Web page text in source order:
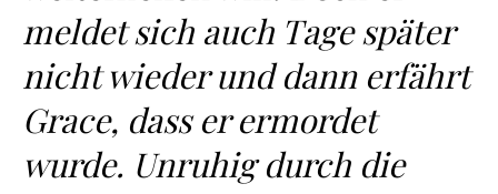
meldet sich auch Tage später
nicht wieder und dann erfährt
Grace, dass er ermordet
wurde. Unruhig durch die